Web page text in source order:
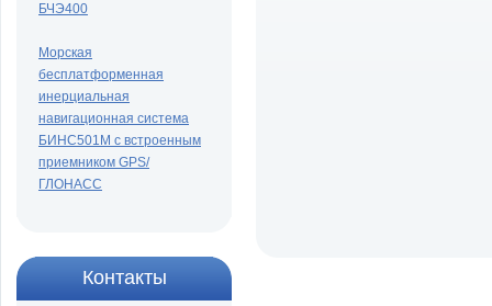
БЧЭ400
Морская
бесплатформенная
инерциальная
навигационная система
БИНС501М с встроенным
приемником GPS/
ГЛОНАСС
Контакты